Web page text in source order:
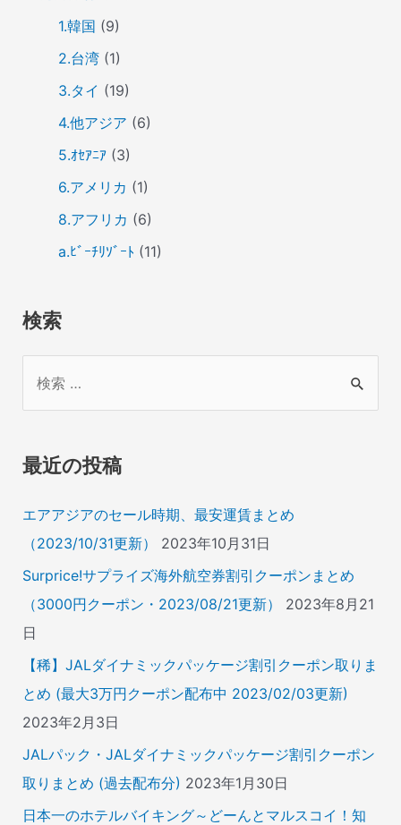
1.韓国 (9)
2.台湾(1)
3.タイ (19)
4.他アジア (6)
5.ｵｾｱﾆｱ(3)
6.アメリカ (1)
8.アフリカ (6)
a.ﾋﾞｰﾁﾘｿﾞｰﾄ (11)
検索
象
最近の投稿
エアアジアのセール時期、最安運賃まとめ
（2023/10/31更新）
2023年10月31日
Surprice!サプライズ海外航空券割引クーポンまとめ
（3000円クーポン・2023/08/21更新）
2023年8月21
日
【稀】JALダイナミックパッケージ割引クーポン取りま
とめ (最大3万円クーポン配布中 2023/02/03更新)
2023年2月3日
JALパック・JALダイナミックパッケージ割引クーポン
取りまとめ (過去配布分) 2023年1月30日
日本一のホテルバイキング～どーんとマルスコイ！知